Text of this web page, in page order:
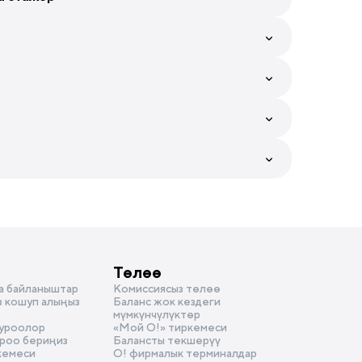
байланыштар
кошуп алыңыз
бериңиз
Төлөө
Комиссиясыз төлөө
Баланс жок кездеги
мүмкүнчүлүктөр
«Мой О!» тиркемеси
Балансты текшерүү
О! фирмалык терминалдар